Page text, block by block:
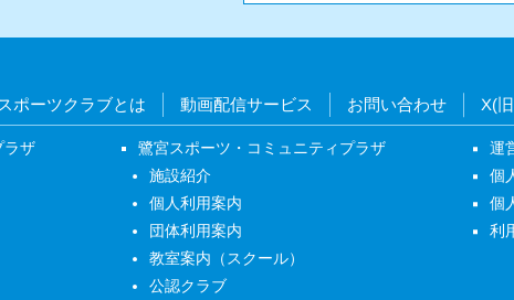
ポーツクラブとは 動画配信サービス お問い合わせ X(
ラザ 鷺宮スポーツ・コミュニティプラザ
施設紹介
個人利用案内
団体利用案内
教室案内（スクール）
公認クラブ
運
個
個
利